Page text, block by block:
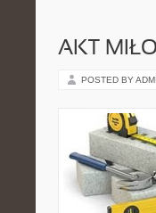
AKT
POSTED BY